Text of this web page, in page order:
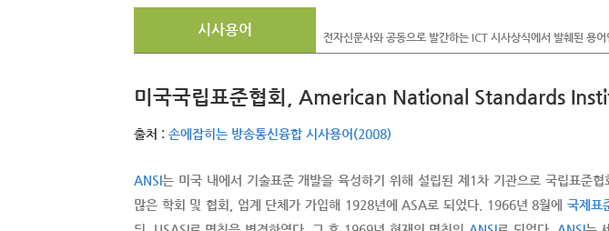
시사용어 전자신문사와 공동으로 발간하는 ICT 시사상식에서 발췌된 용어
미국국립표준협회, American National Standards
출처 : 손에잡히는 방송통신융합 시사용어(2008)
ANSI는 미국 내에서 기술표준 개발을 육성하기 위해 설립된 제1차 기관으로 국립표
많은 학회 및 협회, 업계 단체가 가입해 1928년에 ASA로 되었다. 1966년 8월에국제표